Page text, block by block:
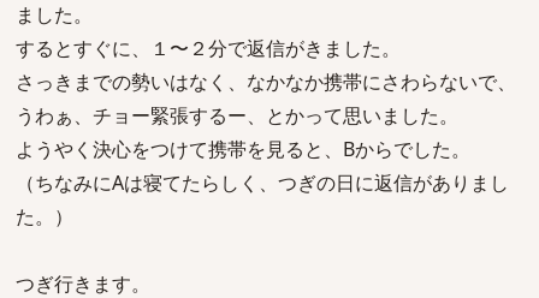
ました。
するとすぐに、１〜２分で返信がきました。
さっきまでの勢いはなく、なかなか携帯にさわらないで、
うわぁ、チョー緊張するー、とかって思いました。
ようやく決心をつけて携帯を見ると、Bからでした。
（ちなみにAは寝てたらしく、つぎの日に返信がありまし
た。）
つぎ行きます。